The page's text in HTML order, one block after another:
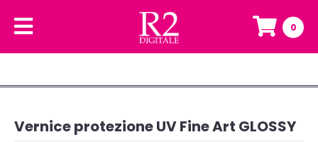
0
Vernice protezione UV Fine Art GLOSSY